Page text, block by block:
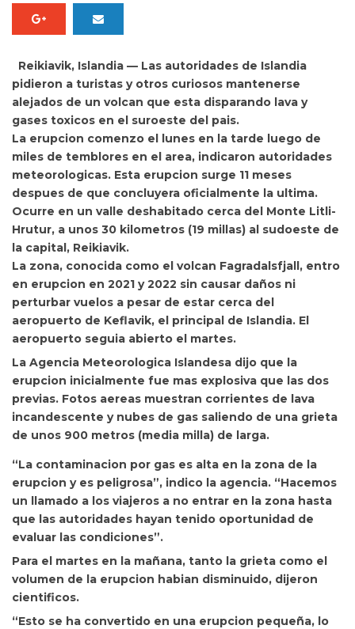
Reikiavik, Islandia — Las autoridades de Islandia
pidieron a turistas y otros curiosos mantenerse
alejados de un volcan que esta disparando lava y
gases toxicos en el suroeste del pais.
La erupcion comenzo el lunes en la tarde luego de
miles de temblores en el area, indicaron autoridades
meteorologicas. Esta erupcion surge 11 meses
despues de que concluyera oficialmente la ultima.
Ocurre en un valle deshabitado cerca del Monte Litli-
Hrutur, a unos 30 kilometros (19 millas) al sudoeste de
la capital, Reikiavik.
La zona, conocida como el volcan Fagradalsfjall, entro
en erupcion en 2021 y 2022 sin causar daños ni
perturbar vuelos a pesar de estar cerca del
aeropuerto de Keflavik, el principal de Islandia. El
aeropuerto seguia abierto el martes.
La Agencia Meteorologica Islandesa dijo que la
erupcion inicialmente fue mas explosiva que las dos
previas. Fotos aereas muestran corrientes de lava
incandescente y nubes de gas saliendo de una grieta
de unos 900 metros (media milla) de larga.
“La contaminacion por gas es alta en la zona de la
erupcion y es peligrosa”, indico la agencia. “Hacemos
un llamado a los viajeros a no entrar en la zona hasta
que las autoridades hayan tenido oportunidad de
evaluar las condiciones”.
Para el martes en la mañana, tanto la grieta como el
volumen de la erupcion habian disminuido, dijeron
cientificos.
“Esto se ha convertido en una erupcion pequeña, lo